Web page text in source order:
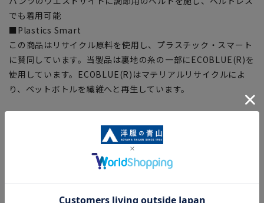
でも着用可能
■Plastics Smart
この商品はリサイクル原料を使用し、プラスチック・スマート
に賛同しています。当製品は裏地の糸の一部にECOBLUE(R)を
使用しています。ECOBLUE(R)はマテリアルリサイクルによ
り、ペットボトルを繊維へと再生しています。
【商品に関するご注意】
■商品画像はサンプルのため、色味やサイズ等の仕様に変更が